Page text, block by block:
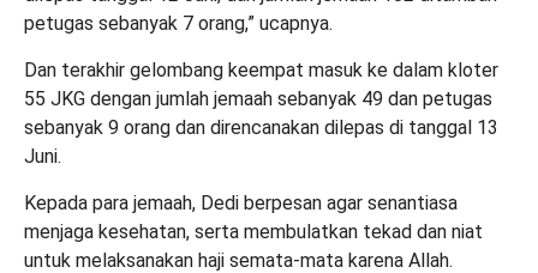
petugas sebanyak 7 orang,” ucapnya.
Dan terakhir gelombang keempat masuk ke dalam kloter
55 JKG dengan jumlah jemaah sebanyak 49 dan petugas
sebanyak 9 orang dan direncanakan dilepas di tanggal 13
Juni.
Kepada para jemaah, Dedi berpesan agar senantiasa
menjaga kesehatan, serta membulatkan tekad dan niat
untuk melaksanakan haji semata-mata karena Allah.